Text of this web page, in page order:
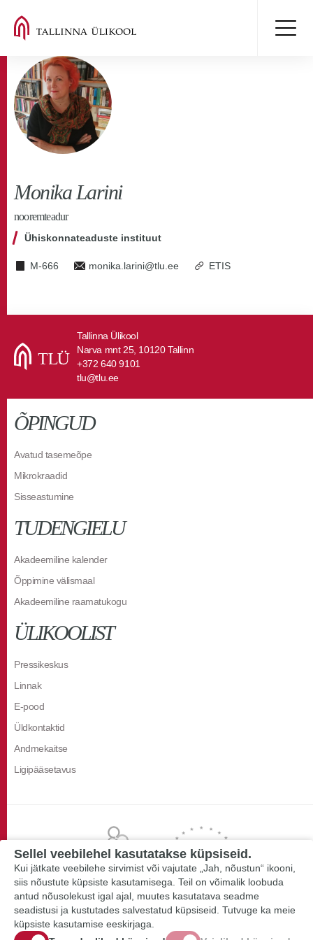
Monika Larini
nooremteadur
Ühiskonnateaduste instituut
M-666 monika.larini@tlu.ee ETIS
Tallinna Ülikool
Narva mnt 25, 10120 Tallinn
+372 640 9101
tlu@tlu.ee
ÕPINGUD
Avatud tasemeõpe
Mikrokraadid
Sisseastumine
TUDENGIELU
Akadeemiline kalender
Õppimine välismaal
Akadeemiline raamatukogu
ÜLIKOOLIST
Pressikeskus
Linnak
E-pood
Üldkontaktid
Andmekaitse
Ligipääsetavus
Sellel veebilehel kasutatakse küpsiseid.
Kui jätkate veebilehe sirvimist või vajutate „Jah, nõustun“ ikooni,
siis nõustute küpsiste kasutamisega. Teil on võimalik loobuda
antud nõusolekust igal ajal, muutes kasutatava seadme
seadistusi ja kustutades salvestatud küpsiseid. Tutvuge ka meie
küpsiste kasutamise eeskirjaga.